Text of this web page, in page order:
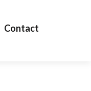
Contact